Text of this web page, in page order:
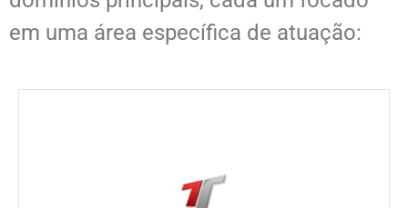
em uma área específica de atuação: